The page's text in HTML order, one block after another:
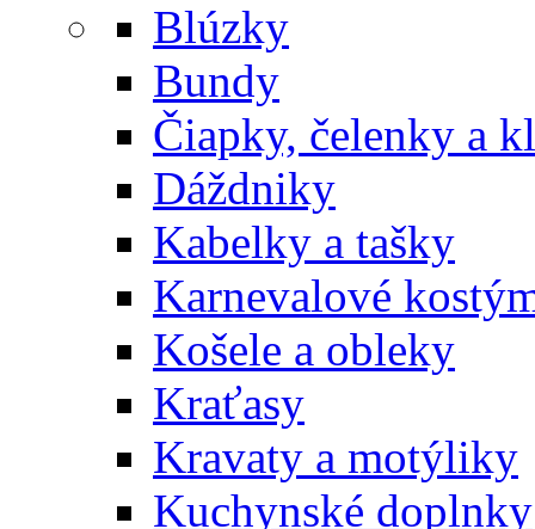
Blúzky
Bundy
Čiapky, čelenky a
Dáždniky
Kabelky a tašky
Karnevalové
Košele a obleky
Kraťasy
Kravaty a motýliky
Kuchynské doplnky